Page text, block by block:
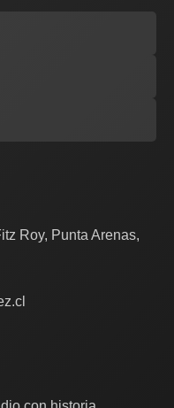
Roy, Punta Arenas,